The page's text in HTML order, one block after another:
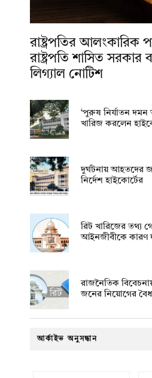
রাষ্ট্রপতির আলংকারিক
রাষ্ট্রপতি শাসিত সরকার
লিগ্যাল নোটিশ
‘পুরুষ নির্যাতন দমন
খারিজ করলেন
দুর্ঘটনায় আহতদের
নির্দেশ হাইকোর্টের
রিট খারিজের তথ্য
আইনজীবীকে কারণ
রাজনৈতিক
জনের নিয়োগের
আর্কাইভ অনুসন্ধান